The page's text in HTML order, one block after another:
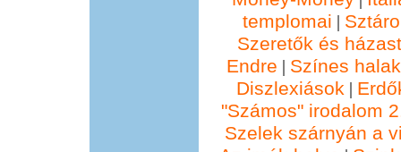
templomai |
Szeretők és
Endre | Színes
Diszlexiások |
"Számos" irodalom
Szelek szárnyán a